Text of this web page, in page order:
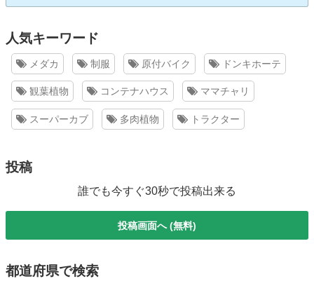
人気キーワード
メダカ 制服 原付バイク ドンキホーテ
観葉植物 コンテナハウス ママチャリ
スーパーカブ 多肉植物 トラクター
投稿
誰でも今すぐ30秒で投稿出来る
投稿画面へ (無料)
都道府県で検索